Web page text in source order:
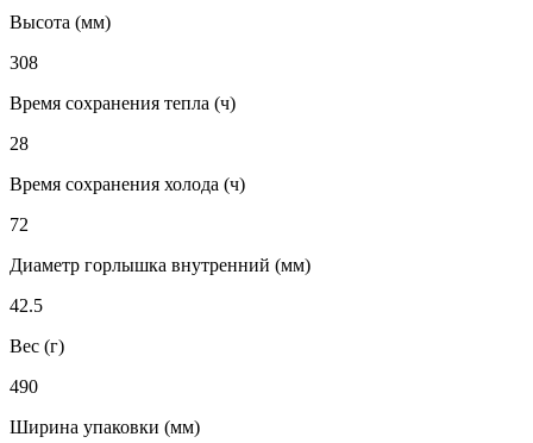
Высота (мм)
308
Время сохранения тепла (ч)
28
Время сохранения холода (ч)
72
Диаметр горлышка внутренний (мм)
42.5
Вес (г)
490
Ширина упаковки (мм)